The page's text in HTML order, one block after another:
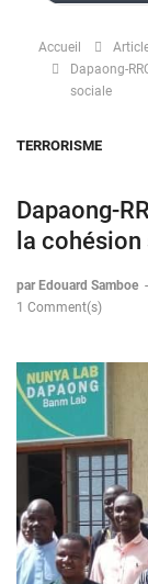
Accueil
Dapaong-
sociale
TERRORISME
Dapaong-
la
par Edouard Samboe -
1 Comment(s)